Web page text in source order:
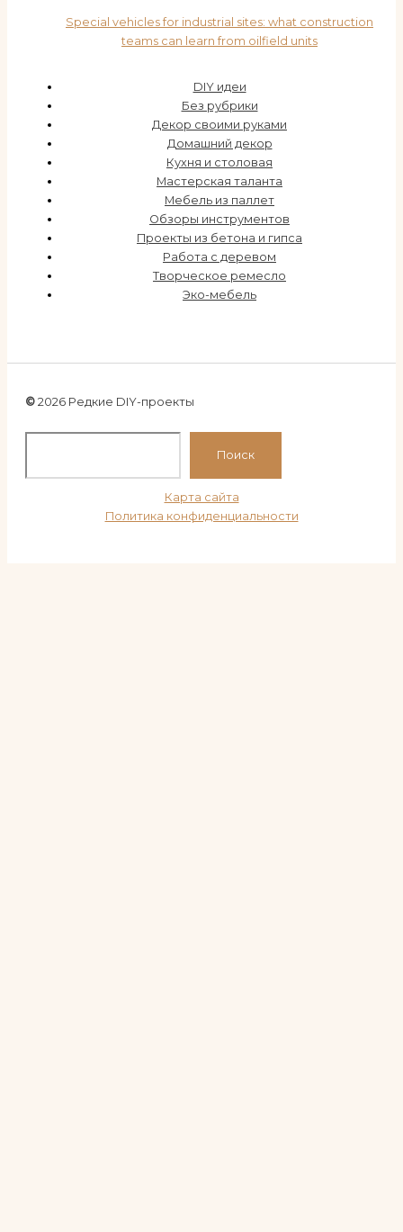
Special vehicles for industrial sites: what construction
teams can learn from oilfield units
DIY идеи
Без рубрики
Декор своими руками
Домашний декор
Кухня и столовая
Мастерская таланта
Мебель из паллет
Обзоры инструментов
Проекты из бетона и гипса
Работа с деревом
Творческое ремесло
Эко-мебель
© 2026 Редкие DIY-проекты
Поиск
Карта сайта
Политика конфиденциальности